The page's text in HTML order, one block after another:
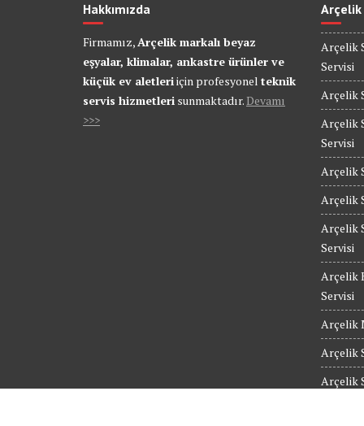
Hakkımızda
Firmamız,Arçelik markalı beyaz
eşyalar, klimalar, ankastre ürünler ve
küçük ev aletleriiçin profesyonel teknik
servis hizmetleri sunmaktadır.Devamı
>>>
Arçelik
Arçelik
Servisi
Arçelik
Arçelik
Servisi
Arçelik
Arçelik
Arçelik
Servisi
Arçelik
Servisi
Arçelik
Arçelik
Arçelik